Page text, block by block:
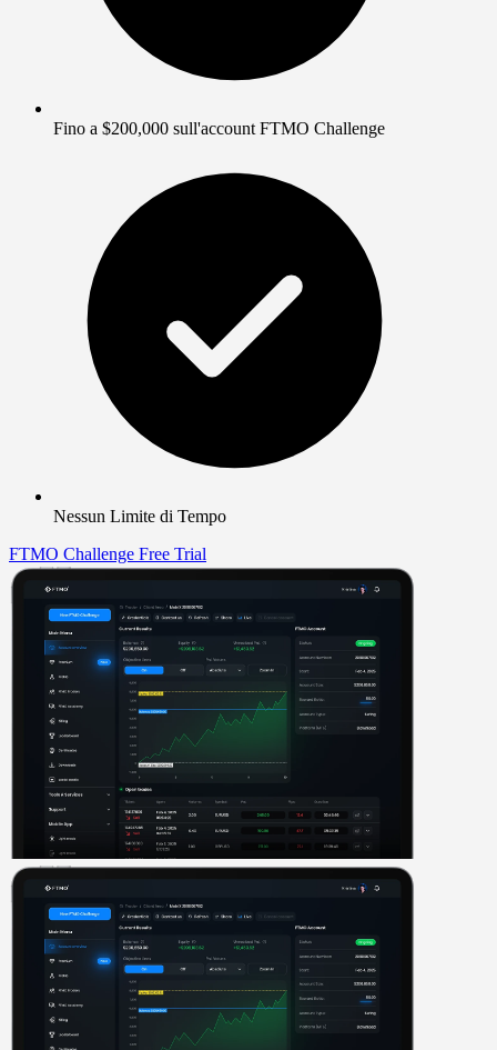
Fino a $200,000 sull'account FTMO Challenge
Nessun Limite di Tempo
FTMO Challenge Free Trial